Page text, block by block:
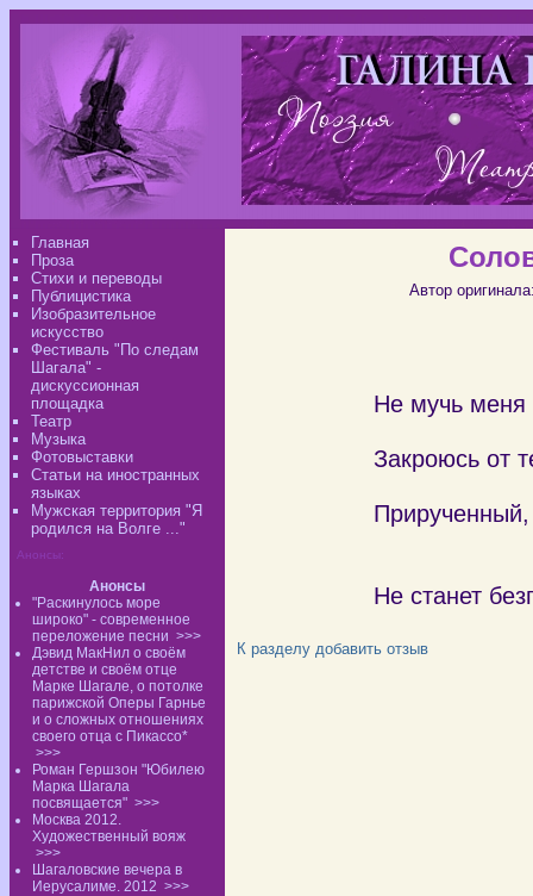
Главная
Проза
Стихи и переводы
Публицистика
Изобразительное
искусство
Фестиваль "По следам
Шагала" -
дискуссионная
площадка
Театр
Музыка
Фотовыставки
Статьи на иностранных
языках
Мужская территория "Я
родился на Волге ..."
Анонсы:
Анонсы
"Раскинулось море
широко" - современное
переложение песни >>>
Дэвид МакНил о своём
детстве и своём отце
Марке Шагале, о потолке
парижской Оперы Гарнье
и о сложных отношениях
своего отца с Пикассо*
>>>
Роман Гершзон "Юбилею
Марка Шагала
посвящается" >>>
Москва 2012.
Художественный вояж
>>>
Шагаловские вечера в
Иерусалиме. 2012 >>>
Автор
Не мучь меня
Закроюсь от
Прирученный,
Не станет
К разделу добавить отзыв